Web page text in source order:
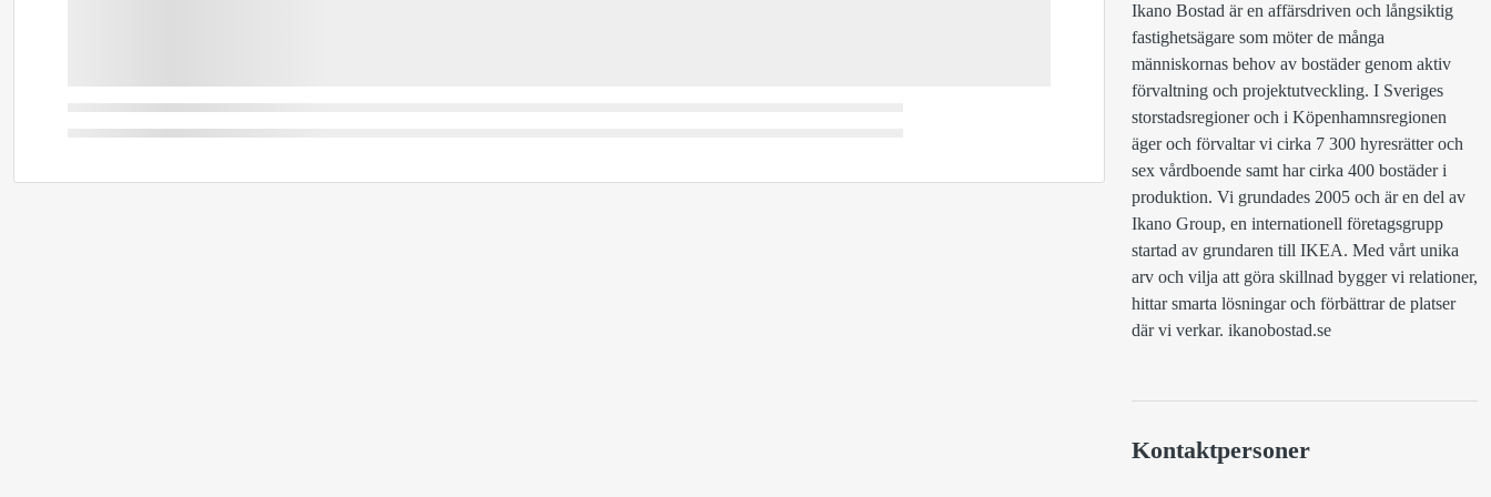
Ikano Bostad är en affärsdriven och långsiktig
fastighetsägare som möter de många
människornas behov av bostäder genom aktiv
förvaltning och projektutveckling. I Sveriges
storstadsregioner och i Köpenhamnsregionen
äger och förvaltar vi cirka 7 300 hyresrätter och
sex vårdboende samt har cirka 400 bostäder i
produktion. Vi grundades 2005 och är en del av
Ikano Group, en internationell företagsgrupp
startad av grundaren till IKEA. Med vårt unika
arv och vilja att göra skillnad bygger vi relationer,
hittar smarta lösningar och förbättrar de platser
där vi verkar. ikanobostad.se
Kontaktpersoner